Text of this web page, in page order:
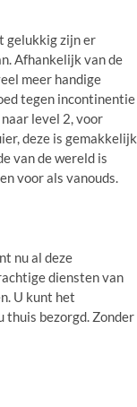
gelukkig zijn er
Afhankelijk van de
meer handige
tegen incontinentie
level 2, voor
deze is gemakkelijk
van de wereld is
voor als vanouds.
nu al deze
diensten van
U kunt het
thuis bezorgd. Zonder